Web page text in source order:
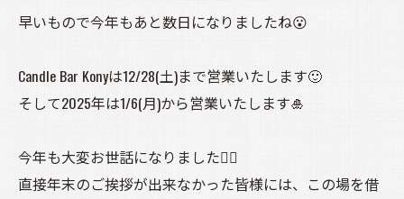
早いもので今年もあと数日になりましたね😮
Candle Bar Konyは12/28(土)まで営業いたします🙂
そして2025年は1/6(月)から営業いたします🎍
今年も大変お世話になりました🙇‍♀️
直接年末のご挨拶が出来なかった皆様には、この場を借